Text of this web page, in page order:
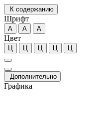
К содержанию
Шрифт
А А А
Цвет
Ц Ц Ц Ц Ц
Дополнительно
Графика